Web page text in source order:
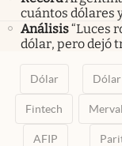
cuántos dólares
Análisis“Luces
dólar, pero dejó
Dólar
Fintech Merval
AFIP